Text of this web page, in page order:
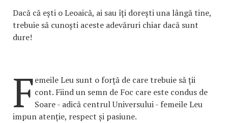
Dacă că ești o Leoaică, ai sau îți dorești una lângă tine,
trebuie să cunoști aceste adevăruri chiar dacă sunt
dure!
Femeile Leu sunt o forță de care trebuie să ții
cont. Fiind un semn de Foc care este condus de
Soare - adică centrul Universului - femeile Leu
impun atenție, respect și pasiune.